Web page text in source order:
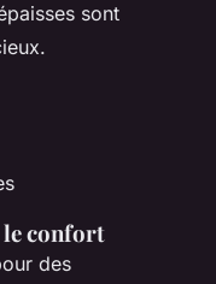
sont
confort
des